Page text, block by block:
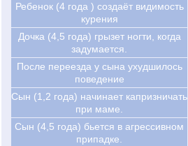
Ребенок (4 года ) создаёт видимость
курения
Дочка (4,5 года) грызет ногти, когда
задумается.
После переезда у сына ухудшилось
поведение
Сын (1,2 года) начинает капризничать
при маме.
Сын (4,5 года) бьется в агрессивном
припадке.